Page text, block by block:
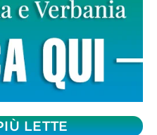
LETTE